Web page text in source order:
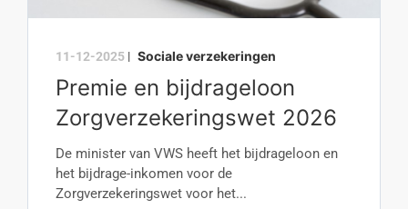
11-12-2025 | Sociale verzekeringen
Premie en bijdrageloon
Zorgverzekeringswet 2026
De minister van VWS heeft het bijdrageloon en
het bijdrage-inkomen voor de
Zorgverzekeringswet voor het...